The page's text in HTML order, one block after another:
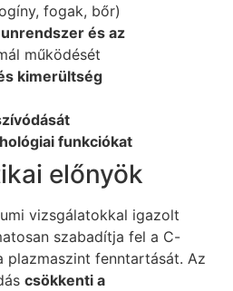
fogak, bőr)
és az
működését
kimerültség
funkciókat
előnyök
vizsgálatokkal igazolt
szabadítja fel a C-
plazmaszint fenntartását. Az
csökkenti a